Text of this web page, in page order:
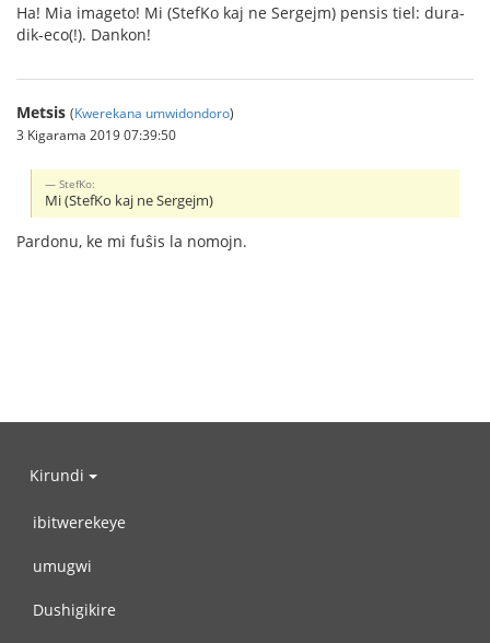
Ha! Mia imageto! Mi (StefKo kaj ne Sergejm) pensis tiel: dura-
dik-eco(!). Dankon!
Metsis (Kwerekana umwidondoro)
3 Kigarama 2019 07:39:50
StefKo:
Mi (StefKo kaj ne Sergejm)
Pardonu, ke mi fuŝis la nomojn.
Kirundi
ibitwerekeye
umugwi
Dushigikire